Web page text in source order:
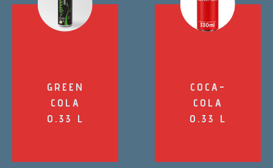
GREEN
COLA
0.33 L
COCA-
COLA
0.33 L